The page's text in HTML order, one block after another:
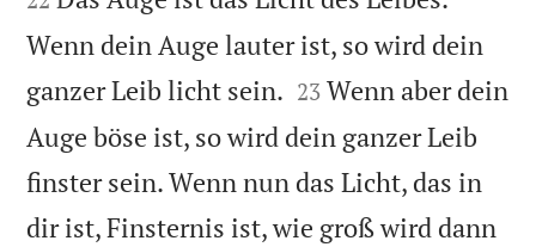
Wenn dein Auge lauter ist, so wird dein
ganzer Leib licht sein. 

23 Wenn aber dein
Auge böse ist, so wird dein ganzer Leib
finster sein. Wenn nun das Licht, das in
dir ist, Finsternis ist, wie groß wird dann